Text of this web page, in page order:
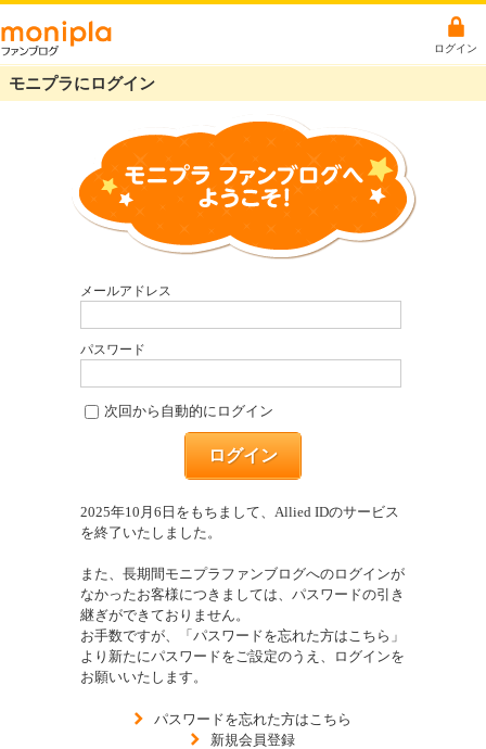
ログイン
モニプラにログイン
メールアドレス
パスワード
次回から自動的にログイン
ログイン
2025年10月6日をもちまして、Allied IDのサービス
を終了いたしました。
また、長期間モニプラファンブログへのログインが
なかったお客様につきましては、パスワードの引き
継ぎができておりません。
お手数ですが、「パスワードを忘れた方はこちら」
より新たにパスワードをご設定のうえ、ログインを
お願いいたします。
パスワードを忘れた方はこちら
新規会員登録